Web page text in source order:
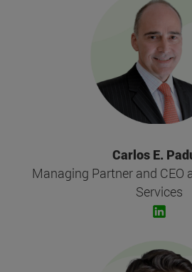
Carlos E.
Managing Partner and CEO
Services